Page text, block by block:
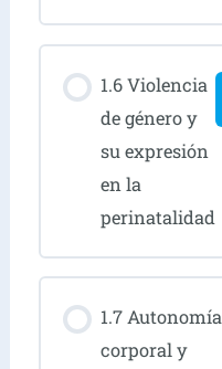
1.6 Violencia
de género y
su expresión
en la
perinatalidad
1.7 Autonomía
corporal y